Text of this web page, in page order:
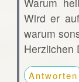
Wird er
warum
Herzlichen
Antworten